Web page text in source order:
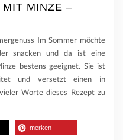
MIT MINZE –
Im Sommer möchte
snacken und da ist eine
bestens geeignet. Sie ist
und versetzt einen in
Worte dieses Rezept zu
merken